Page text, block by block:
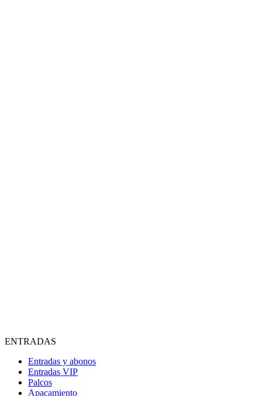
ENTRADAS
Entradas y abonos
Entradas VIP
Palcos
Apacamiento